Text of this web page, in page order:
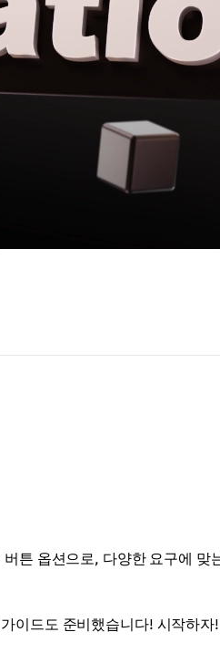
튼 옵션으로, 다양한 요구에 맞
이드도 준비했습니다! 시작하자!